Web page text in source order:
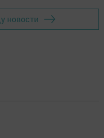
новости